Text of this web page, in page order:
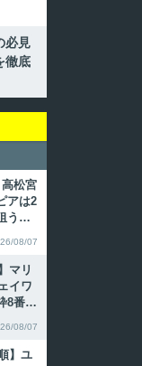
必見
徹底
高松宮
アは2
うイ
08/07
マリ
イワ
枠8番
08/07
】ユ